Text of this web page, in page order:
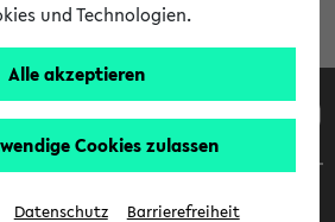
und Technologien.
Alle akzeptieren
Cookies zulassen
Datenschutz Barrierefreiheit